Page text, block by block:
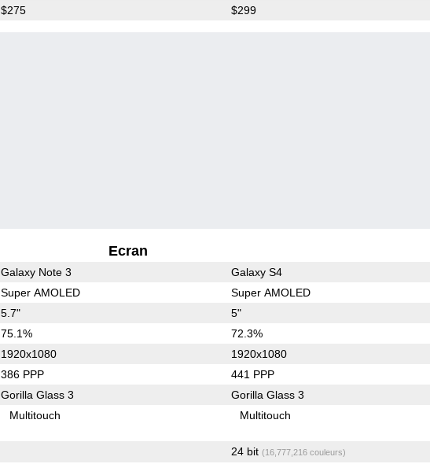
$275 $299
Ecran
Galaxy Note 3 Galaxy S4
Super AMOLED Super AMOLED
5.7" 5"
75.1% 72.3%
1920x1080 1920x1080
386 PPP 441 PPP
Gorilla Glass 3 Gorilla Glass 3
Multitouch Multitouch
24 bit (16,777,216 couleurs)